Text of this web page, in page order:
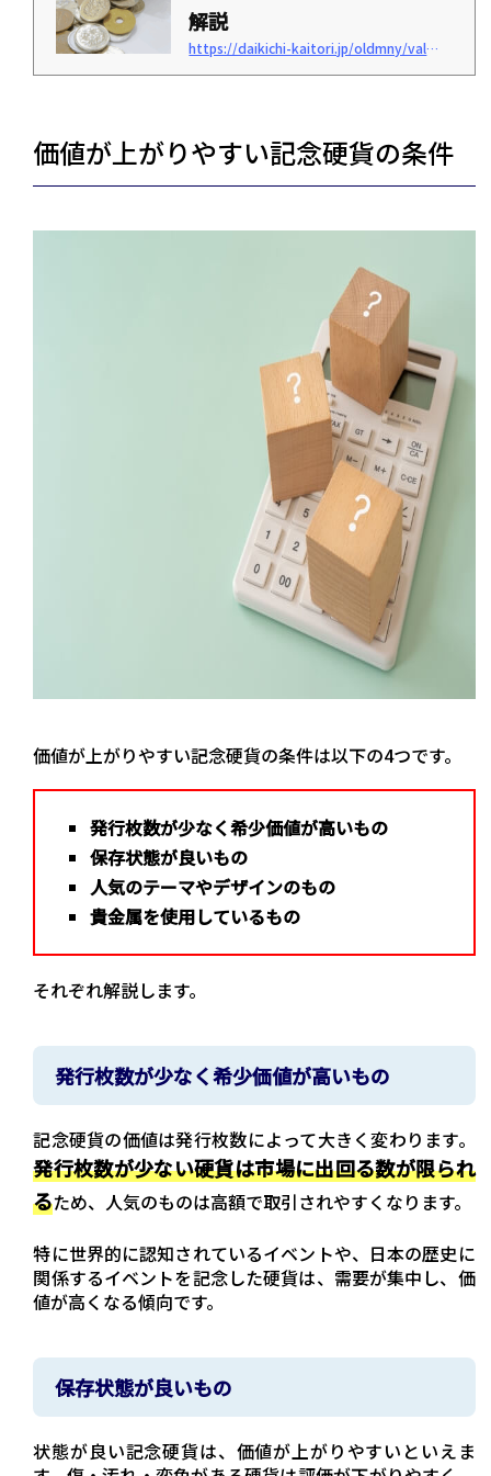
解説
https://daikichi-kaitori.jp/oldmny/valuable-coin
す。 本記事では、硬貨の買取実績が豊富な『買取大吉』が、価値のある硬貨の種類や
高く売る方法を解説します...
価値が上がりやすい記念硬貨の条件
価値が上がりやすい記念硬貨の条件は以下の4つです。
発行枚数が少なく希少価値が高いもの
保存状態が良いもの
人気のテーマやデザインのもの
貴金属を使用しているもの
それぞれ解説します。
発行枚数が少なく希少価値が高いもの
記念硬貨の価値は発行枚数によって大きく変わります。
発行枚数が少ない硬貨は市場に出回る数が限られ
るため、人気のものは高額で取引されやすくなります。
特に世界的に認知されているイベントや、日本の歴史に
関係するイベントを記念した硬貨は、需要が集中し、価
値が高くなる傾向です。
保存状態が良いもの
状態が良い記念硬貨は、価値が上がりやすいといえま